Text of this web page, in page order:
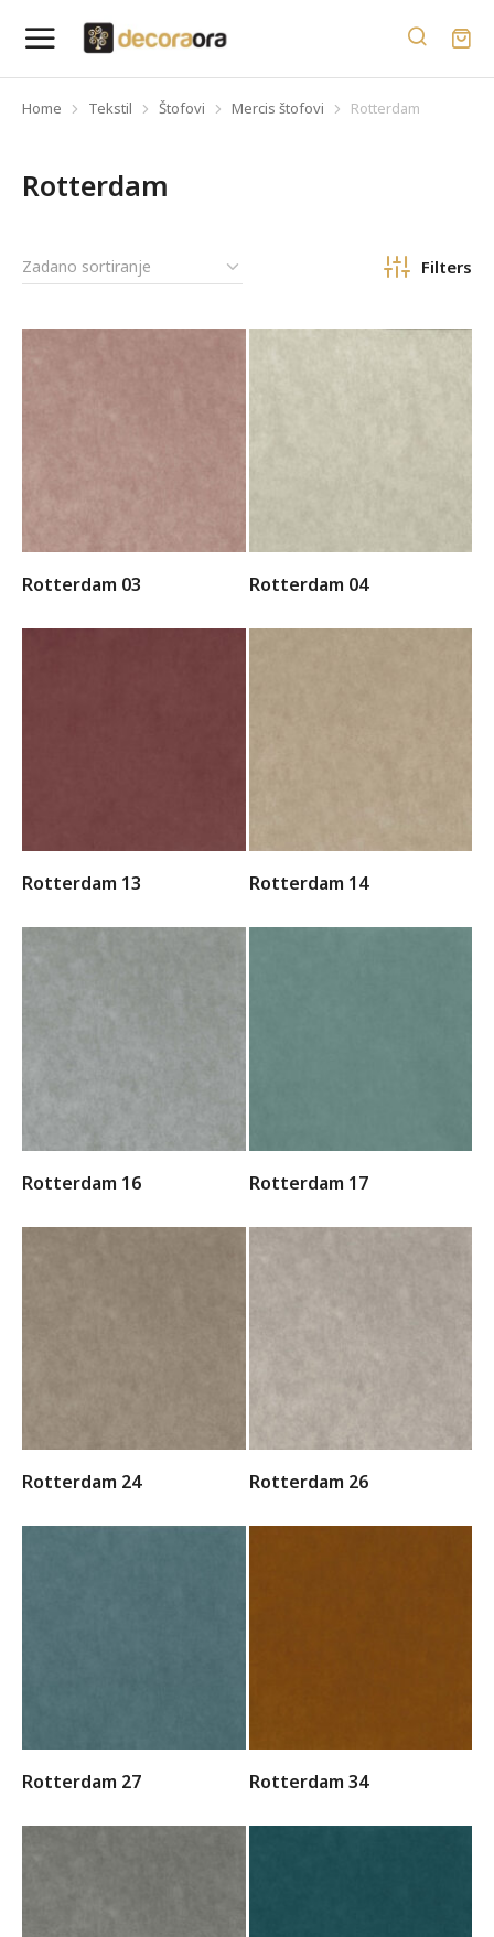
You are here:
Home Tekstil Štofovi Mercis štofovi Rotterdam
Rotterdam
Filters
Rotterdam 03 Rotterdam 04
Rotterdam 13 Rotterdam 14
Rotterdam 16 Rotterdam 17
Rotterdam 24 Rotterdam 26
Rotterdam 27 Rotterdam 34